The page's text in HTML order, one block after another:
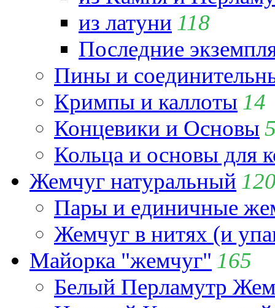
из латуни 118
Последние
Пины и
Кримпы и каллоты 14
Концевики и Основы
Кольца и основы для
Жемчуг натуральный
Пары и единичные
Жемчуг в нитях (и
Майорка "жемчуг" 165
Белый Перламутр